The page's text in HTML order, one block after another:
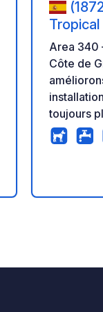
Tropical
Area 340
Côte de Grenade À
toujours
Nous